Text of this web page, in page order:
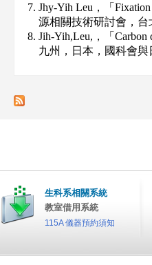
Jhy-Yih Leu，「
源相關技術研討會，台
Jih-Yih,Leu,，「
九州，日本，國科會與
生科系相關系統
教室借用系統
115A 儀器預約須知